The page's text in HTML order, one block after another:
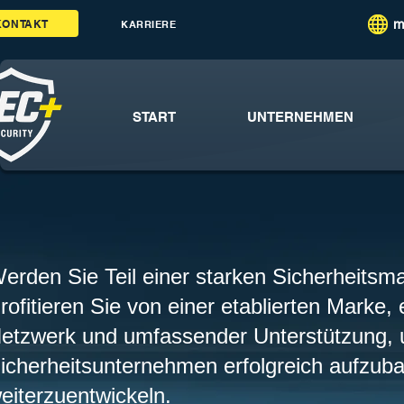
KARRIERE
START UNTERNEHMEN
Sie Teil einer starken
Sie von einer etablierten Marke,
und umfassender Unterstützung,
erfolgreich